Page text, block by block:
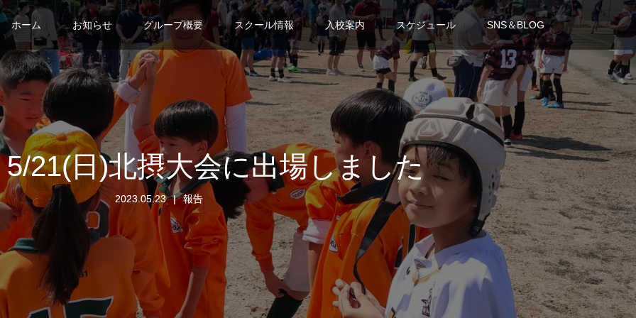
ホーム お知らせ グループ概要 スクール情報 入校案内 スケジュール SNS＆BLOG
21(日)北摂大会に出場しました
2023.05.23 報告